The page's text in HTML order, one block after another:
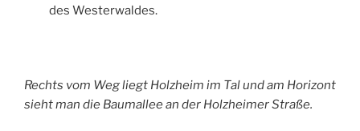
des Westerwaldes.
Rechts vom Weg liegt Holzheim im Tal und am Horizont
sieht man die Baumallee an der Holzheimer Straße.